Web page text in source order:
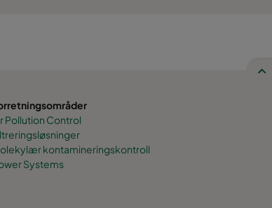
Pollution Control
kontamineringskontroll
Systems